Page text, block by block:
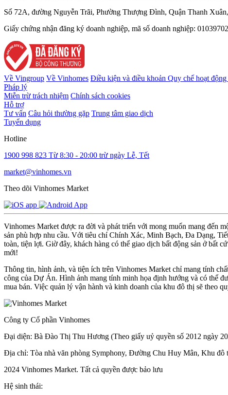
Số 72A, đường Nguyễn Trãi, Phường Thượng Đình, Quận Thanh
Giấy chứng nhận đăng ký doanh nghiệp, mã số doanh nghiệp:
Về Vingroup Về Vinhomes Điều kiện và điều khoản Quy chế hoạt động
Pháp lý
Miễn trừ trách nhiệm Chính sách cookies
Hỗ trợ
Tư vấn Câu hỏi thường gặp Trung tâm giao dịch
Tuyển dụng
Hotline
1900 998 823 Từ 8:30 - 20:00 trừ ngày Lễ, Tết
market@vinhomes.vn
Theo dõi Vinhomes Market
Vinhomes Market được ra đời và phát triển với mong muốn mang đến
sản phù hợp nhu cầu. Với tiêu chí Chính Xác, Minh Bạch, Đa Dạng,
toàn, tiện lợi. Giờ đây, khách hàng có thể giao dịch bất động sản ở bất
mới!
Thông tin, hình ảnh, và tiện ích trên Vinhomes Market chỉ mang tính
công của Dự Án. Hình ảnh mang tính minh họa định hướng và có thể
mua bán. Việc quản lý vận hành và kinh doanh của khu đô thị sẽ theo
Công ty Cổ phần Vinhomes
Đại diện: Bà Đào Thị Thu Hương (Theo giấy uỷ quyền số 2012 ngày
Địa chỉ: Tòa nhà văn phòng Symphony, Đường Chu Huy Mân, Khu
2024 Vinhomes Market. Tất cả quyền được bảo lưu
Hệ sinh thái: